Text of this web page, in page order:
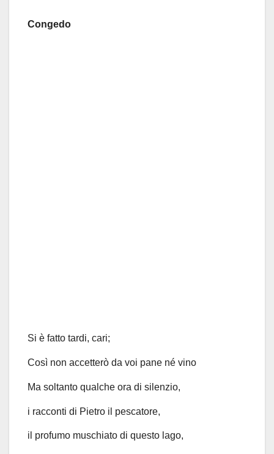
Congedo
Si è fatto tardi, cari;
Così non accetterò da voi pane né vino
Ma soltanto qualche ora di silenzio,
i racconti di Pietro il pescatore,
il profumo muschiato di questo lago,